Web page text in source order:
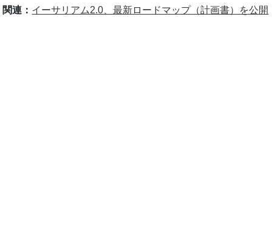
関連： イーサリアム2.0、最新ロードマップ（計画書）を公開